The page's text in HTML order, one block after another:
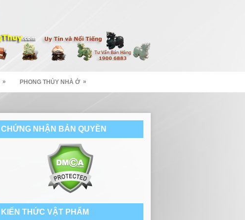
» PHONG THỦY NHÀ Ở »
CHỨNG NHẬN BẢN QUYỀN
KIẾN THỨC VẬT PHẨM